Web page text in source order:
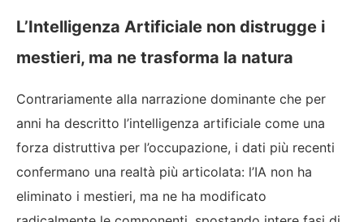
L’Intelligenza Artificiale non distrugge i
mestieri, ma ne trasforma la natura
Contrariamente alla narrazione dominante che per
anni ha descritto l’intelligenza artificiale come una
forza distruttiva per l’occupazione, i dati più recenti
confermano una realtà più articolata: l’IA non ha
eliminato i mestieri, ma ne ha modificato